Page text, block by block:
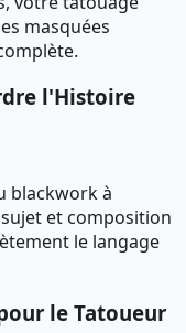
masquées
l'Histoire
blackwork à
et composition
le langage
le Tatoueur